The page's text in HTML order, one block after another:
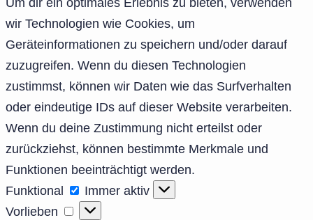
Um dir ein optimales Erlebnis zu bieten, verwenden
wir Technologien wie Cookies, um
Geräteinformationen zu speichern und/oder darauf
zuzugreifen. Wenn du diesen Technologien
zustimmst, können wir Daten wie das Surfverhalten
oder eindeutige IDs auf dieser Website verarbeiten.
Wenn du deine Zustimmung nicht erteilst oder
zurückziehst, können bestimmte Merkmale und
Funktionen beeinträchtigt werden.
Funktional
Funktional
Immer aktiv
Vorlieben
Vorlieben